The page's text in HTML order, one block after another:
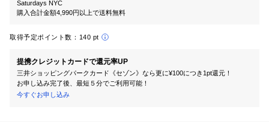
Saturdays NYC
購入合計金額4,990円以上で送料無料
取得予定ポイント数： 140 pt
提携クレジットカードで還元率UP
三井ショッピングパークカード《セゾン》なら更に¥100につき1pt還元！
お申し込み完了後、最短５分でご利用可能！
今すぐお申し込み